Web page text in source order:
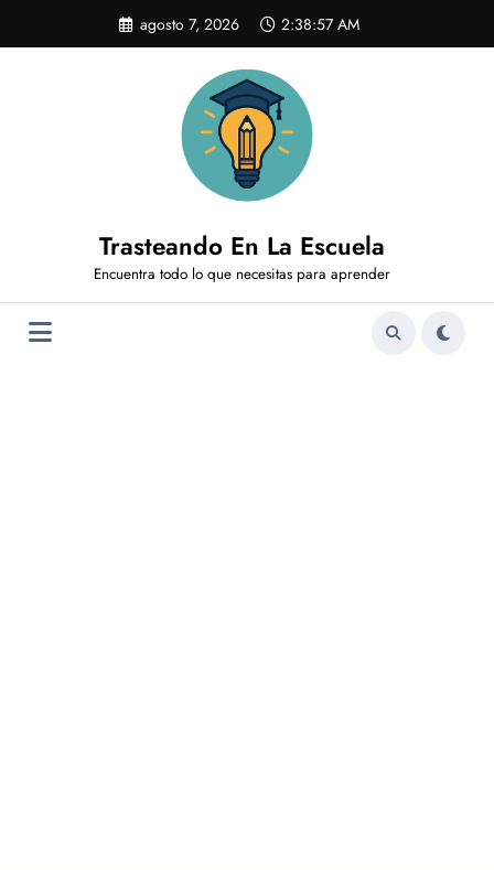
contenido
agosto 7, 2026 2:38:58 AM
Trasteando En La Escuela
Encuentra todo lo que necesitas para aprender